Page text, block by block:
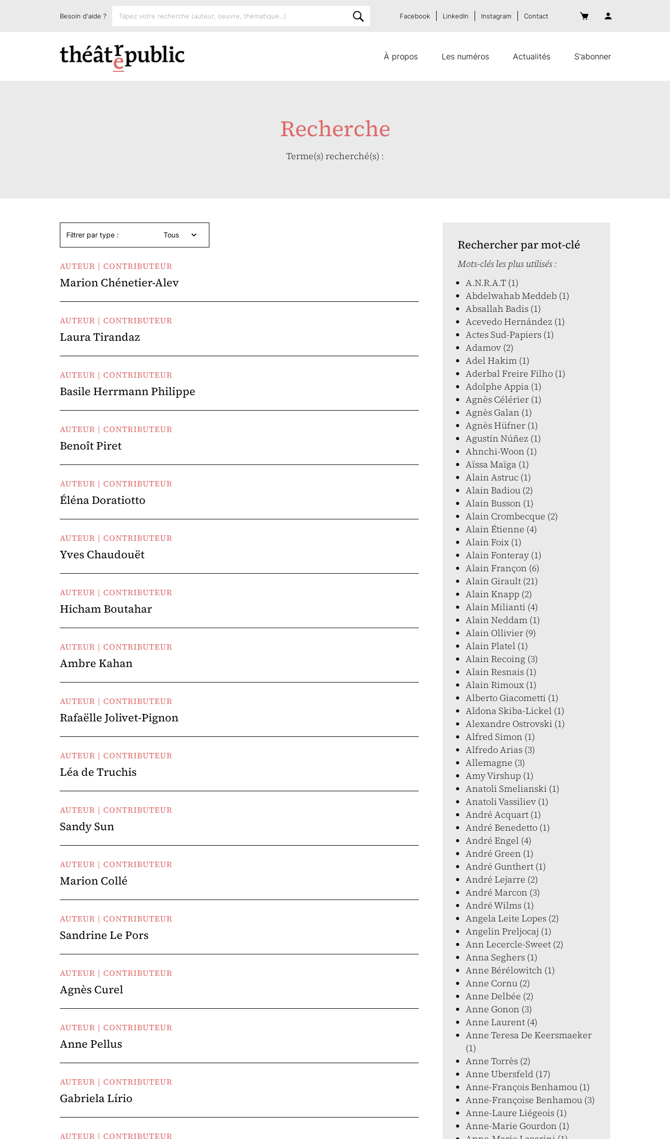
À propos Les numéros Actualités S'abonner
Besoin d'aide ? Facebook LinkedIn Instagram Contact
Recherche
Terme(s) recherché(s) :
Filtrer par type : Tous
AUTEUR | CONTRIBUTEUR
Marion Chénetier-Alev
AUTEUR | CONTRIBUTEUR
Laura Tirandaz
AUTEUR | CONTRIBUTEUR
Basile Herrmann Philippe
AUTEUR | CONTRIBUTEUR
Benoît Piret
AUTEUR | CONTRIBUTEUR
Éléna Doratiotto
AUTEUR | CONTRIBUTEUR
Yves Chaudouët
AUTEUR | CONTRIBUTEUR
Hicham Boutahar
AUTEUR | CONTRIBUTEUR
Ambre Kahan
AUTEUR | CONTRIBUTEUR
Rafaëlle Jolivet-Pignon
AUTEUR | CONTRIBUTEUR
Léa de Truchis
AUTEUR | CONTRIBUTEUR
Sandy Sun
AUTEUR | CONTRIBUTEUR
Marion Collé
AUTEUR | CONTRIBUTEUR
Sandrine Le Pors
AUTEUR | CONTRIBUTEUR
Agnès Curel
AUTEUR | CONTRIBUTEUR
Anne Pellus
AUTEUR | CONTRIBUTEUR
Gabriela Lírio
AUTEUR | CONTRIBUTEUR
Rechercher par mot-clé
Mots-clés les plus utilisés :
A.N.R.A.T (1)
Abdelwahab Meddeb (1)
Absallah Badis (1)
Acevedo Hernández (1)
Actes Sud-Papiers (1)
Adamov (2)
Adel Hakim (1)
Aderbal Freire Filho (1)
Adolphe Appia (1)
Agnès Célérier (1)
Agnès Galan (1)
Agnès Hüfner (1)
Agustín Núñez (1)
Ahnchi-Woon (1)
Aïssa Maïga (1)
Alain Astruc (1)
Alain Badiou (2)
Alain Busson (1)
Alain Crombecque (2)
Alain Étienne (4)
Alain Foix (1)
Alain Fonteray (1)
Alain Françon (6)
Alain Girault (21)
Alain Knapp (2)
Alain Milianti (4)
Alain Neddam (1)
Alain Ollivier (9)
Alain Platel (1)
Alain Recoing (3)
Alain Resnais (1)
Alain Rimoux (1)
Alberto Giacometti (1)
Aldona Skiba-Lickel (1)
Alexandre Ostrovski (1)
Alfred Simon (1)
Alfredo Arias (3)
Allemagne (3)
Amy Virshup (1)
Anatoli Smelianski (1)
Anatoli Vassiliev (1)
André Acquart (1)
André Benedetto (1)
André Engel (4)
André Green (1)
André Gunthert (1)
André Lejarre (2)
André Marcon (3)
André Wilms (1)
Angela Leite Lopes (2)
Angelin Preljocaj (1)
Ann Lecercle-Sweet (2)
Anna Seghers (1)
Anne Bérélowitch (1)
Anne Cornu (2)
Anne Delbée (2)
Anne Gonon (3)
Anne Laurent (4)
Anne Teresa De Keersmaeker
(1)
Anne Torrès (2)
Anne Ubersfeld (17)
Anne-François Benhamou (1)
Anne-Françoise Benhamou (3)
Anne-Laure Liégeois (1)
Anne-Marie Gourdon (1)